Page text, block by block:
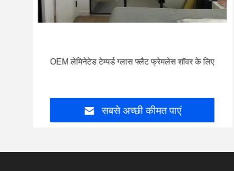
OEM लेमिनेटेड टेम्पर्ड ग्लास फ्लैट फ्रेमलेस शॉवर के लिए
सबसे अच्छी कीमत पाएं